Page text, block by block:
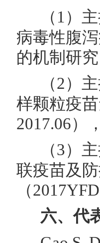
（1）
病毒性腹
的机制研
（2）
样颗粒疫
2017.06）
（3）
联疫苗及
（
六、代